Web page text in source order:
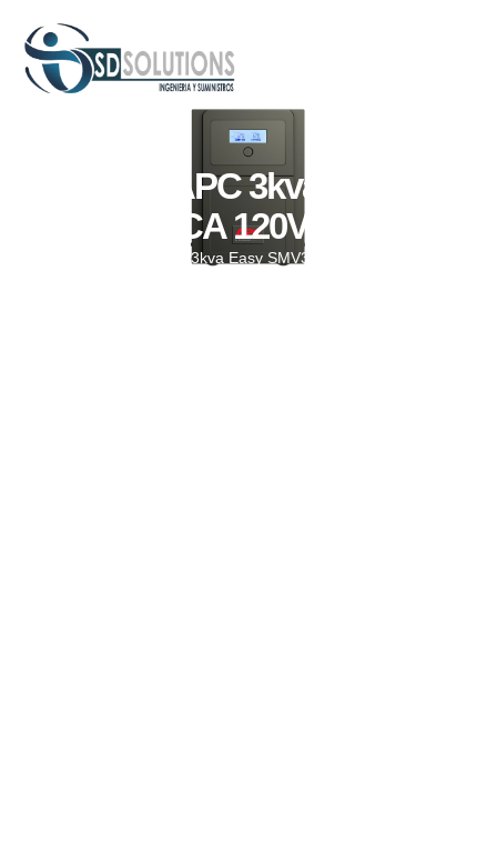
UPS APC 3kva Easy
SMV3000CA 120V Sinewave
/ UPS APC 3kva Easy SMV3000CA 120V Sinewave